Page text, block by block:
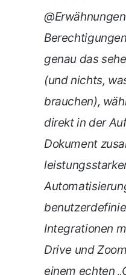
genau das
(und nichts,
brauchen),
direkt in der
Dokument
Integrationen
Drive und
einem echten